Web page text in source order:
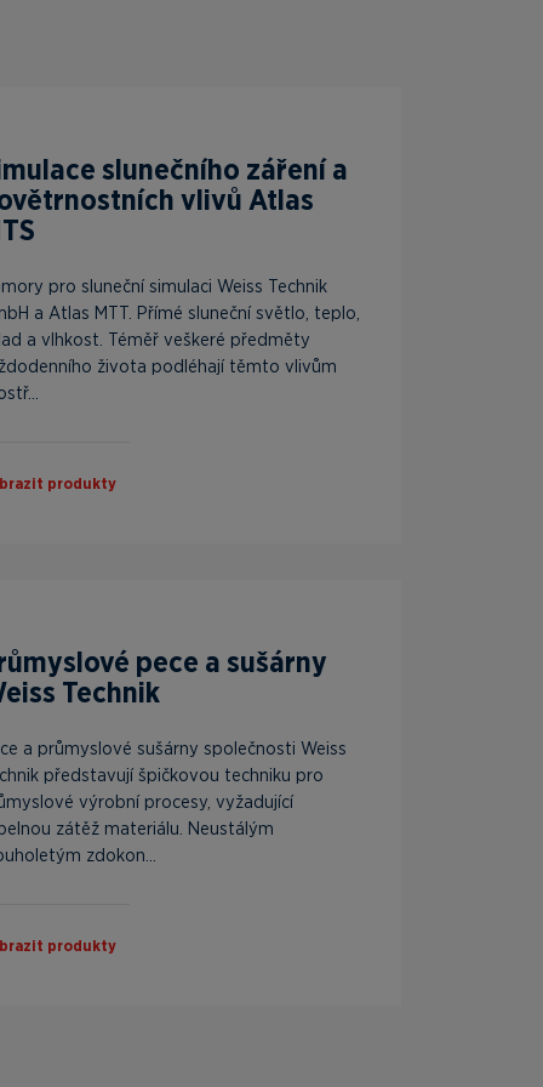
slunečního záření a
vlivů Atlas
pro sluneční simulaci Weiss Technik
a Atlas MTT. Přímé sluneční světlo, teplo,
a vlhkost. Téměř veškeré předměty
života podléhají těmto vlivům
produkty
pece a sušárny
Technik
a průmyslové sušárny společnosti Weiss
představují špičkovou techniku pro
výrobní procesy, vyžadující
zátěž materiálu. Neustálým
zdokon...
produkty